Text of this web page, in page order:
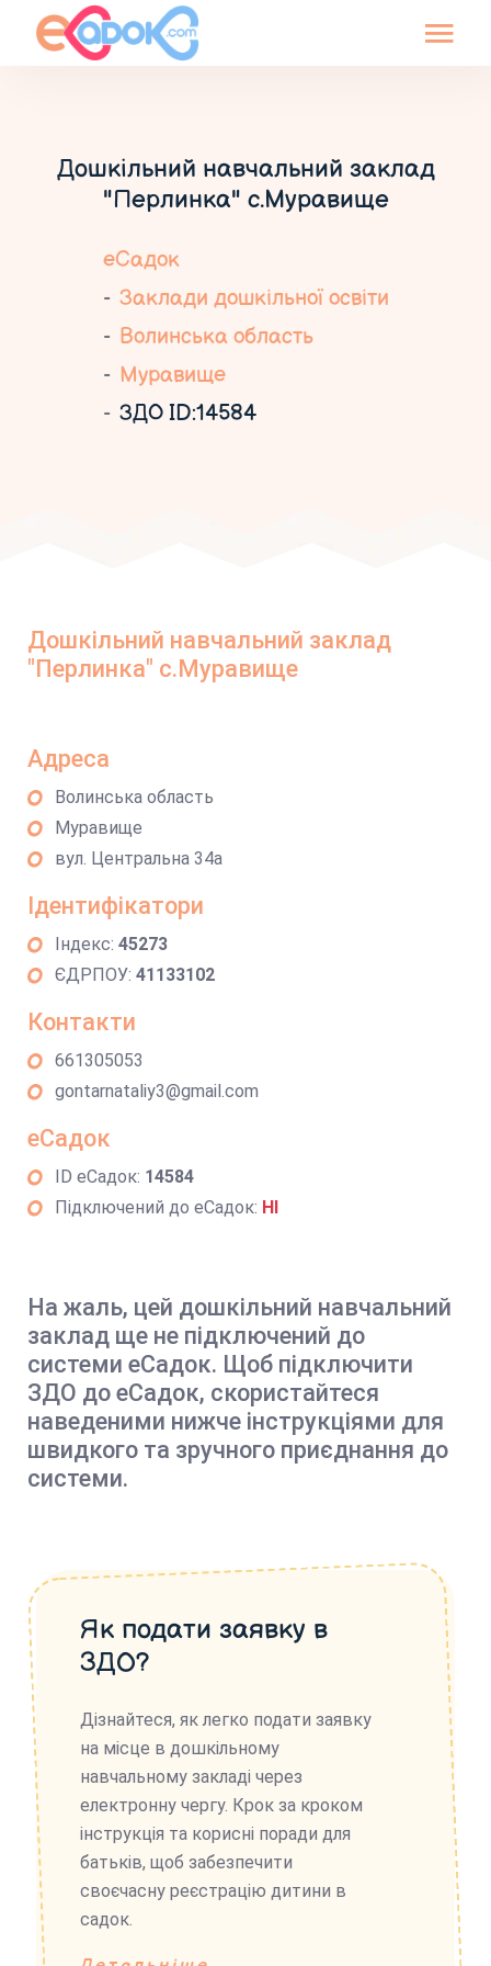
Дошкільний навчальний заклад
"Перлинка" с.Муравище
еСадок
Заклади дошкільної освіти
Волинська область
Муравище
ЗДО ID:14584
Дошкільний навчальний заклад
"Перлинка" с.Муравище
Адреса
Волинська область
Муравище
вул. Центральна 34а
Ідентифікатори
Індекс: 45273
ЄДРПОУ: 41133102
Контакти
661305053
gontarnataliy3@gmail.com
еСадок
ID еСадок: 14584
Підключений до еСадок: НІ
На жаль, цей дошкільний навчальний
заклад ще не підключений до
системи еСадок. Щоб підключити
ЗДО до еСадок, скористайтеся
наведеними нижче інструкціями для
швидкого та зручного приєднання до
системи.
Як подати заявку в
ЗДО?
Дізнайтеся, як легко подати заявку
на місце в дошкільному
навчальному закладі через
електронну чергу. Крок за кроком
інструкція та корисні поради для
батьків, щоб забезпечити
своєчасну реєстрацію дитини в
садок.